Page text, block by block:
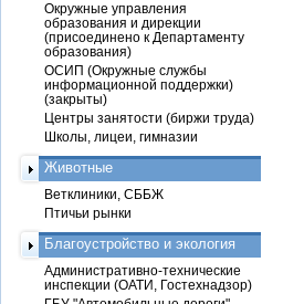
Окружные управления
образования и дирекции
(присоединено к Департаменту
образования)
ОСИП (Окружные службы
информационной поддержки)
(закрыты)
Центры занятости (биржи труда)
Школы, лицеи, гимназии
Животные
Ветклиники, СББЖ
Птичьи рынки
Благоустройство и экология
Административно-технические
инспекции (ОАТИ, Гостехнадзор)